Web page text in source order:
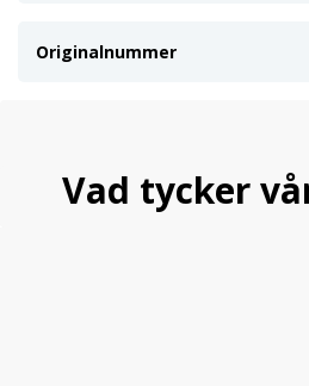
Originalnummer
Vad tycker